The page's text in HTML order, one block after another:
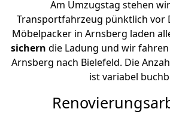
Am Umzugstag stehen
Transportfahrzeug pünktlich vor
Möbelpacker in Arnsberg laden
sichern die Ladung und wir
Arnsberg nach Bielefeld. Die
ist variabel